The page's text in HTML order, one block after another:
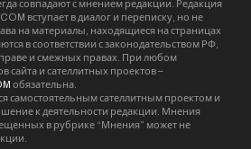
открылся в Москве. В
с 2011 года. Сейчас
работают в более чем 470
том числе – на Урале и в